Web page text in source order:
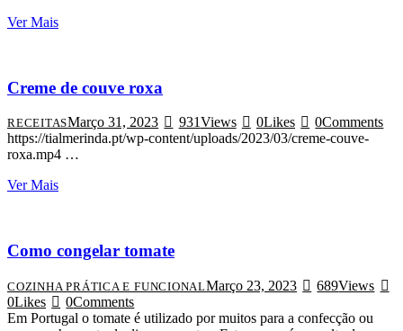
Ver Mais
Creme de couve roxa
RECEITASMarço 31, 2023 931Views 0Likes 0Comments
https://tialmerinda.pt/wp-content/uploads/2023/03/creme-couve-
roxa.mp4 …
Ver Mais
Como congelar tomate
COZINHA PRÁTICA E FUNCIONALMarço 23, 2023 689Views
0Likes 0Comments
Em Portugal o tomate é utilizado por muitos para a confecção ou